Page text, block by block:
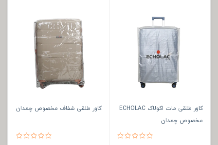
کاور طلقی مات اکولاک ECHOLAC
مخصوص چمدان
کاور طلقی شفاف مخصوص چمدان